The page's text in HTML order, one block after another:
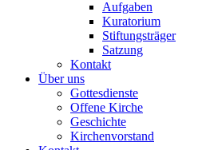
Aufgaben
Kuratorium
Stiftungsträger
Satzung
Kontakt
Über uns
Gottesdienste
Offene Kirche
Geschichte
Kirchenvorstand